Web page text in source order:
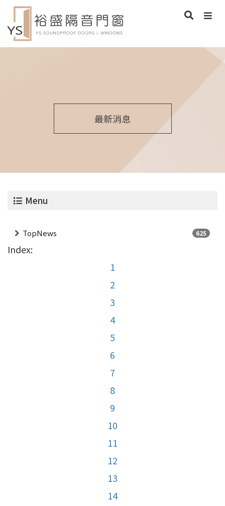
最新消息
Menu
TopNews 625
Index:
1
2
3
4
5
6
7
8
9
10
11
12
13
14